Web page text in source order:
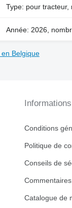
Type: pour
Année: 2026,
en Belgique
Informations
Conditions
Politique de
Conseils de
Catalogue de